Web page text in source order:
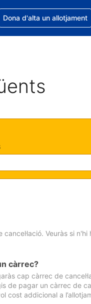
actual és EUR
actual és
ajuda amb la reserva
Dona d'alta un allotjament
Veuràs si
càrrec?
cap càrrec de
de pagar un càrrec de
cost addicional a